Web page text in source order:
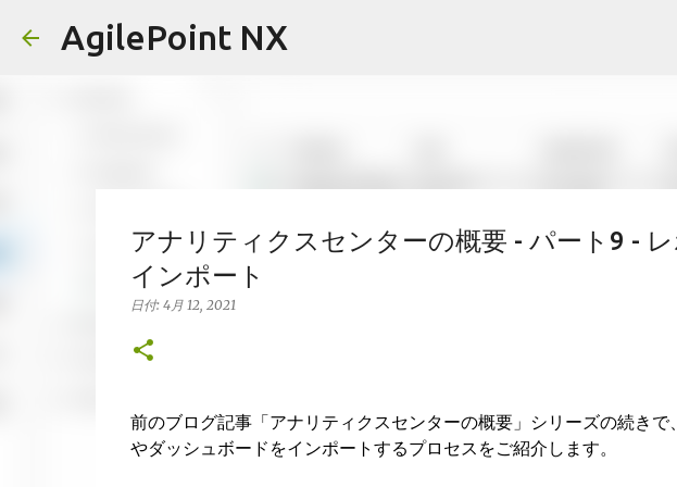
AgilePoint NX
アナリティクスセンターの概要 - パート9 -
インポート
日付: 4月 12, 2021
前のブログ記事「アナリティクスセンターの概要」シリーズの続き
やダッシュボードをインポートするプロセスをご紹介します。